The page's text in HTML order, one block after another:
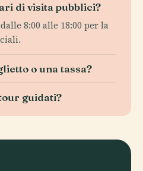
di visita pubblici?
8:00 alle 18:00 per la
o una tassa?
guidati?